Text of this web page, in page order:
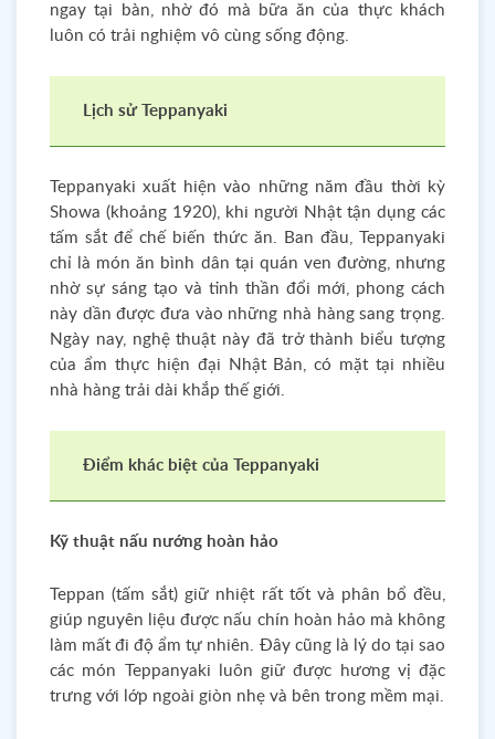
ngay tại bàn, nhờ đó mà bữa ăn của thực khách
luôn có trải nghiệm vô cùng sống động.
Lịch sử Teppanyaki
Teppanyaki xuất hiện vào những năm đầu thời kỳ
Showa (khoảng 1920), khi người Nhật tận dụng các
tấm sắt để chế biến thức ăn. Ban đầu, Teppanyaki
chỉ là món ăn bình dân tại quán ven đường, nhưng
nhờ sự sáng tạo và tinh thần đổi mới, phong cách
này dần được đưa vào những nhà hàng sang trọng.
Ngày nay, nghệ thuật này đã trở thành biểu tượng
của ẩm thực hiện đại Nhật Bản, có mặt tại nhiều
nhà hàng trải dài khắp thế giới.
Điểm khác biệt của Teppanyaki
Kỹ thuật nấu nướng hoàn hảo
Teppan (tấm sắt) giữ nhiệt rất tốt và phân bổ đều,
giúp nguyên liệu được nấu chín hoàn hảo mà không
làm mất đi độ ẩm tự nhiên. Đây cũng là lý do tại sao
các món Teppanyaki luôn giữ được hương vị đặc
trưng với lớp ngoài giòn nhẹ và bên trong mềm mại.